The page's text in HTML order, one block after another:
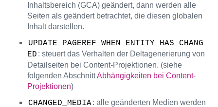
Inhaltsbereich (GCA) geändert, dann werden alle
Seiten als geändert betrachtet, die diesen globalen
Inhalt darstellen.
UPDATE_PAGEREF_WHEN_ENTITY_HAS_CHANG
ED : steuert das Verhalten der Deltagenerierung von
Detailseiten bei Content-Projektionen. (siehe
folgenden AbschnittAbhängigkeiten bei Content-
Projektionen)
CHANGED_MEDIA: alle geänderten Medien werden